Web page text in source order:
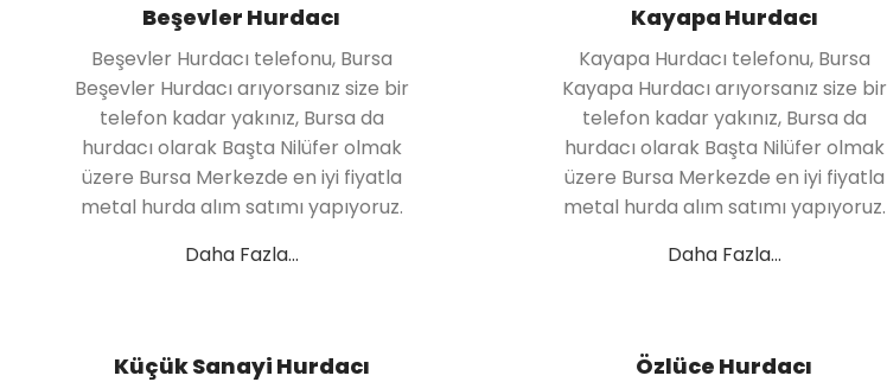
Beşevler Hurdacı
Beşevler Hurdacı telefonu, Bursa
Beşevler Hurdacı arıyorsanız size bir
telefon kadar yakınız, Bursa da
hurdacı olarak Başta Nilüfer olmak
üzere Bursa Merkezde en iyi fiyatla
metal hurda alım satımı yapıyoruz.
Daha Fazla...
Kayapa Hurdacı
Kayapa Hurdacı telefonu, Bursa
Kayapa Hurdacı arıyorsanız size bir
telefon kadar yakınız, Bursa da
hurdacı olarak Başta Nilüfer olmak
üzere Bursa Merkezde en iyi fiyatla
metal hurda alım satımı yapıyoruz.
Daha Fazla...
Küçük Sanayi Hurdacı Özlüce Hurdacı